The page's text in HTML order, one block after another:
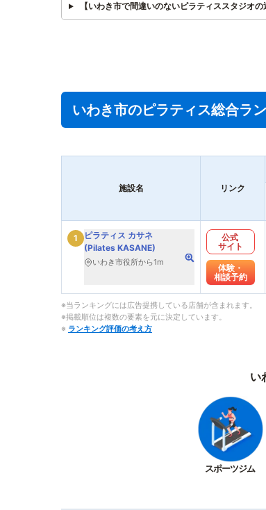
【いわき市で間違いのないピラティススタジオの
いわき市のピラティス総合ラ
施設名 リンク
1
ピラティス カサネ
(Pilates KASANE)
いわき市役所から1m
公式
サイト
体験・
相談予約
※当ランキングには広告提携している店舗が含まれます。
※掲載順位は複数の要素を元に決定しています。
※ ランキング評価の考え方
い
スポーツジム